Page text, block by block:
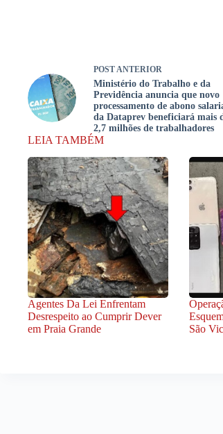
POSTANTERIOR
Ministério do Trabalho e da
Previdência anuncia que novo
processamento de abono
da Dataprev beneficiará mais
2,7 milhões de trabalhadores
LEIA TAMBÉM
Agentes Da Lei Enfrentam
Desrespeito ao Cumprir Dever
em Praia Grande
São